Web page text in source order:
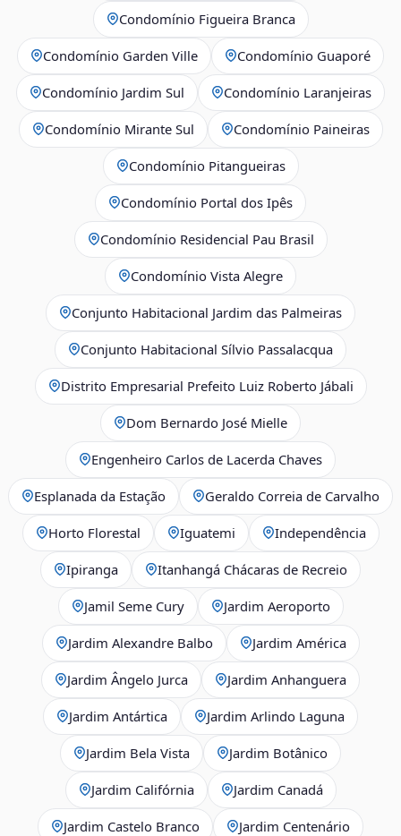
Condomínio Figueira Branca
Condomínio Garden Ville Condomínio Guaporé
Condomínio Jardim Sul Condomínio Laranjeiras
Condomínio Mirante Sul Condomínio Paineiras
Condomínio Pitangueiras
Condomínio Portal dos Ipês
Condomínio Residencial Pau Brasil
Condomínio Vista Alegre
Conjunto Habitacional Jardim das Palmeiras
Conjunto Habitacional Sílvio Passalacqua
Distrito Empresarial Prefeito Luiz Roberto Jábali
Dom Bernardo José Mielle
Engenheiro Carlos de Lacerda Chaves
Esplanada da Estação Geraldo Correia de Carvalho
Horto Florestal Iguatemi Independência
Ipiranga Itanhangá Chácaras de Recreio
Jamil Seme Cury Jardim Aeroporto
Jardim Alexandre Balbo Jardim América
Jardim Ângelo Jurca Jardim Anhanguera
Jardim Antártica Jardim Arlindo Laguna
Jardim Bela Vista Jardim Botânico
Jardim Califórnia Jardim Canadá
Jardim Castelo Branco Jardim Centenário